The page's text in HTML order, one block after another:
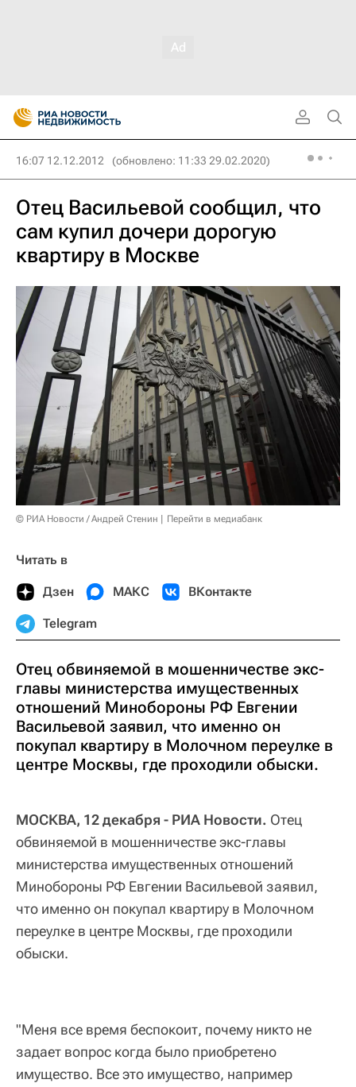
16:07 12.12.2012 (обновлено: 11:33 29.02.2020)
Отец Васильевой сообщил, что
сам купил дочери дорогую
квартиру в Москве
© РИА Новости / Андрей Стенин Перейти в медиабанк
Читать в
Дзен МАКС ВКонтакте
Telegram
Отец обвиняемой в мошенничестве экс-
главы министерства имущественных
отношений Минобороны РФ Евгении
Васильевой заявил, что именно он
покупал квартиру в Молочном переулке в
центре Москвы, где проходили обыски.
МОСКВА, 12 декабря - РИА Новости. Отец
обвиняемой в мошенничестве экс-главы
министерства имущественных отношений
Минобороны РФ Евгении Васильевой заявил,
что именно он покупал квартиру в Молочном
переулке в центре Москвы, где проходили
обыски.
"Меня все время беспокоит, почему никто не
задает вопрос когда было приобретено
имущество. Все это имущество, например